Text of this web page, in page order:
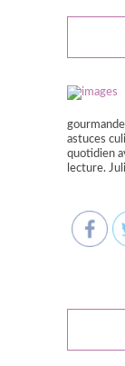
astuces
quotidien
lecture.